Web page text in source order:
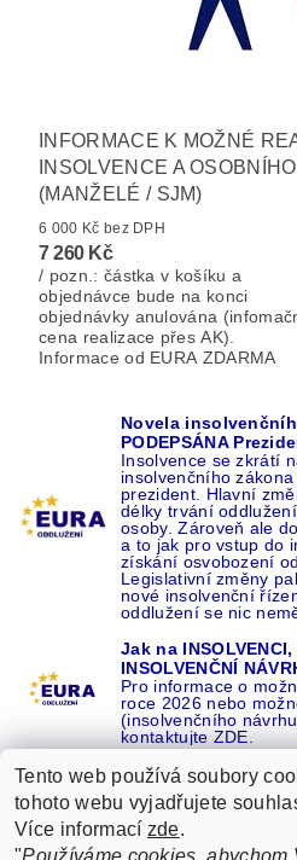
INFORMACE K MOŽNÉ
INSOLVENCE A
(MANŽELÉ / SJM)
6 000 Kč bez DPH
7 260 Kč
/ pozn.: částka v košíku a
objednávce bude na konci
objednávky anulována
cena realizace přes AK).
Informace od EURA ZDARMA
Novela
PODEPSÁNA
Insolvence se zkrátí
insolvenčního
prezident. Hlavní
délky trvání
osoby. Zároveň ale
a to jak pro vstup do
získání osvobození
Legislativní změny
nové insolvenční
oddlužení se nic
Jak na
INSOLVENČNÍ
Pro informace o
roce 2026 nebo
(insolvenčního
kontaktujte ZDE.
Recenze o NÁS na GOOGLE
Tento web používá soubory
tohoto webu vyjadřujete
Více informací zde.
"Používáme cookies,